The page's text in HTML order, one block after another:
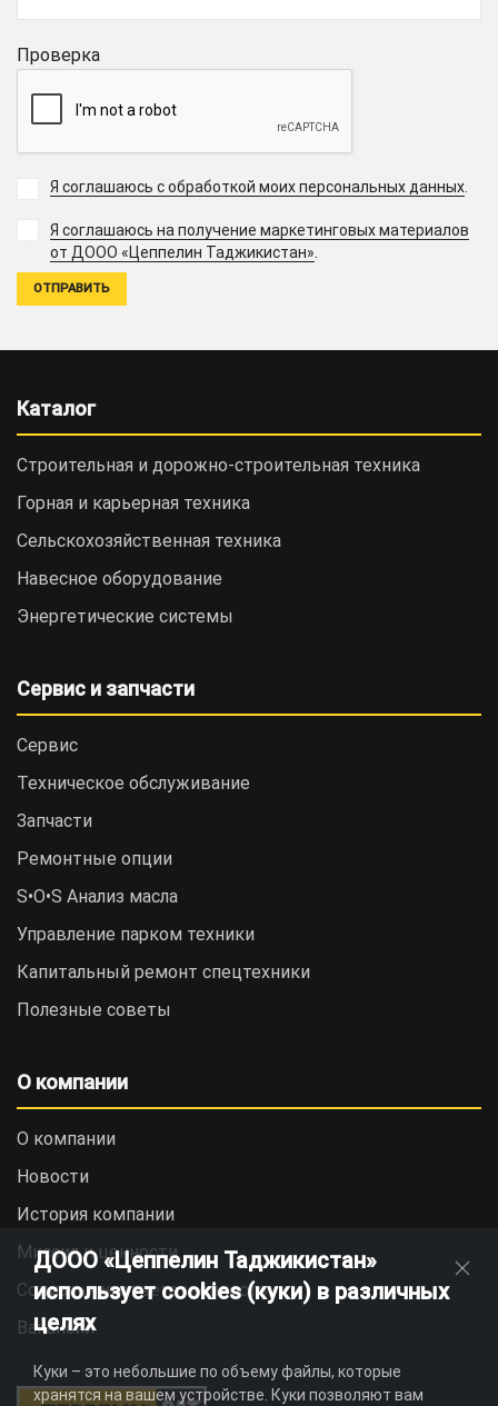
Проверка
Я соглашаюсь с обработкой моих персональных данных.
Я соглашаюсь на получение маркетинговых материалов
от ДООО «Цеппелин Таджикистан».
Каталог
Строительная и дорожно-cтроительная техника
Горная и карьерная техника
Сельскохозяйственная техника
Навесное оборудование
Энергетические системы
Сервис и запчасти
Сервис
Техническое обслуживание
Запчасти
Ремонтные опции
S•O•S Анализ масла
Управление парком техники
Капитальный ремонт спецтехники
Полезные советы
О компании
О компании
Новости
История компании
Миссия и ценности
Социальная ответственность
Вакансии
ДООО «Цеппелин Таджикистан»
использует cookies (куки) в различных
целях
Куки – это небольшие по объему файлы, которые
хранятся на вашем устройстве. Куки позволяют вам